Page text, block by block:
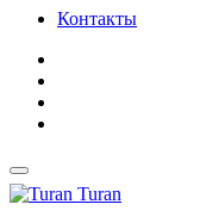
Контакты
Turan